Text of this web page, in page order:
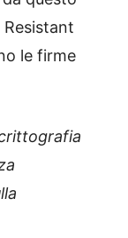
Resistant
le firme